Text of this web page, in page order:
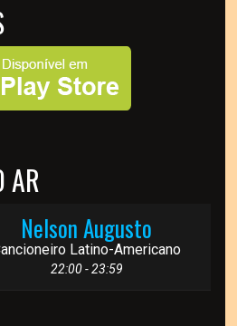
AR
Nelson Augusto
Latino-Americano
22:00 - 23:59